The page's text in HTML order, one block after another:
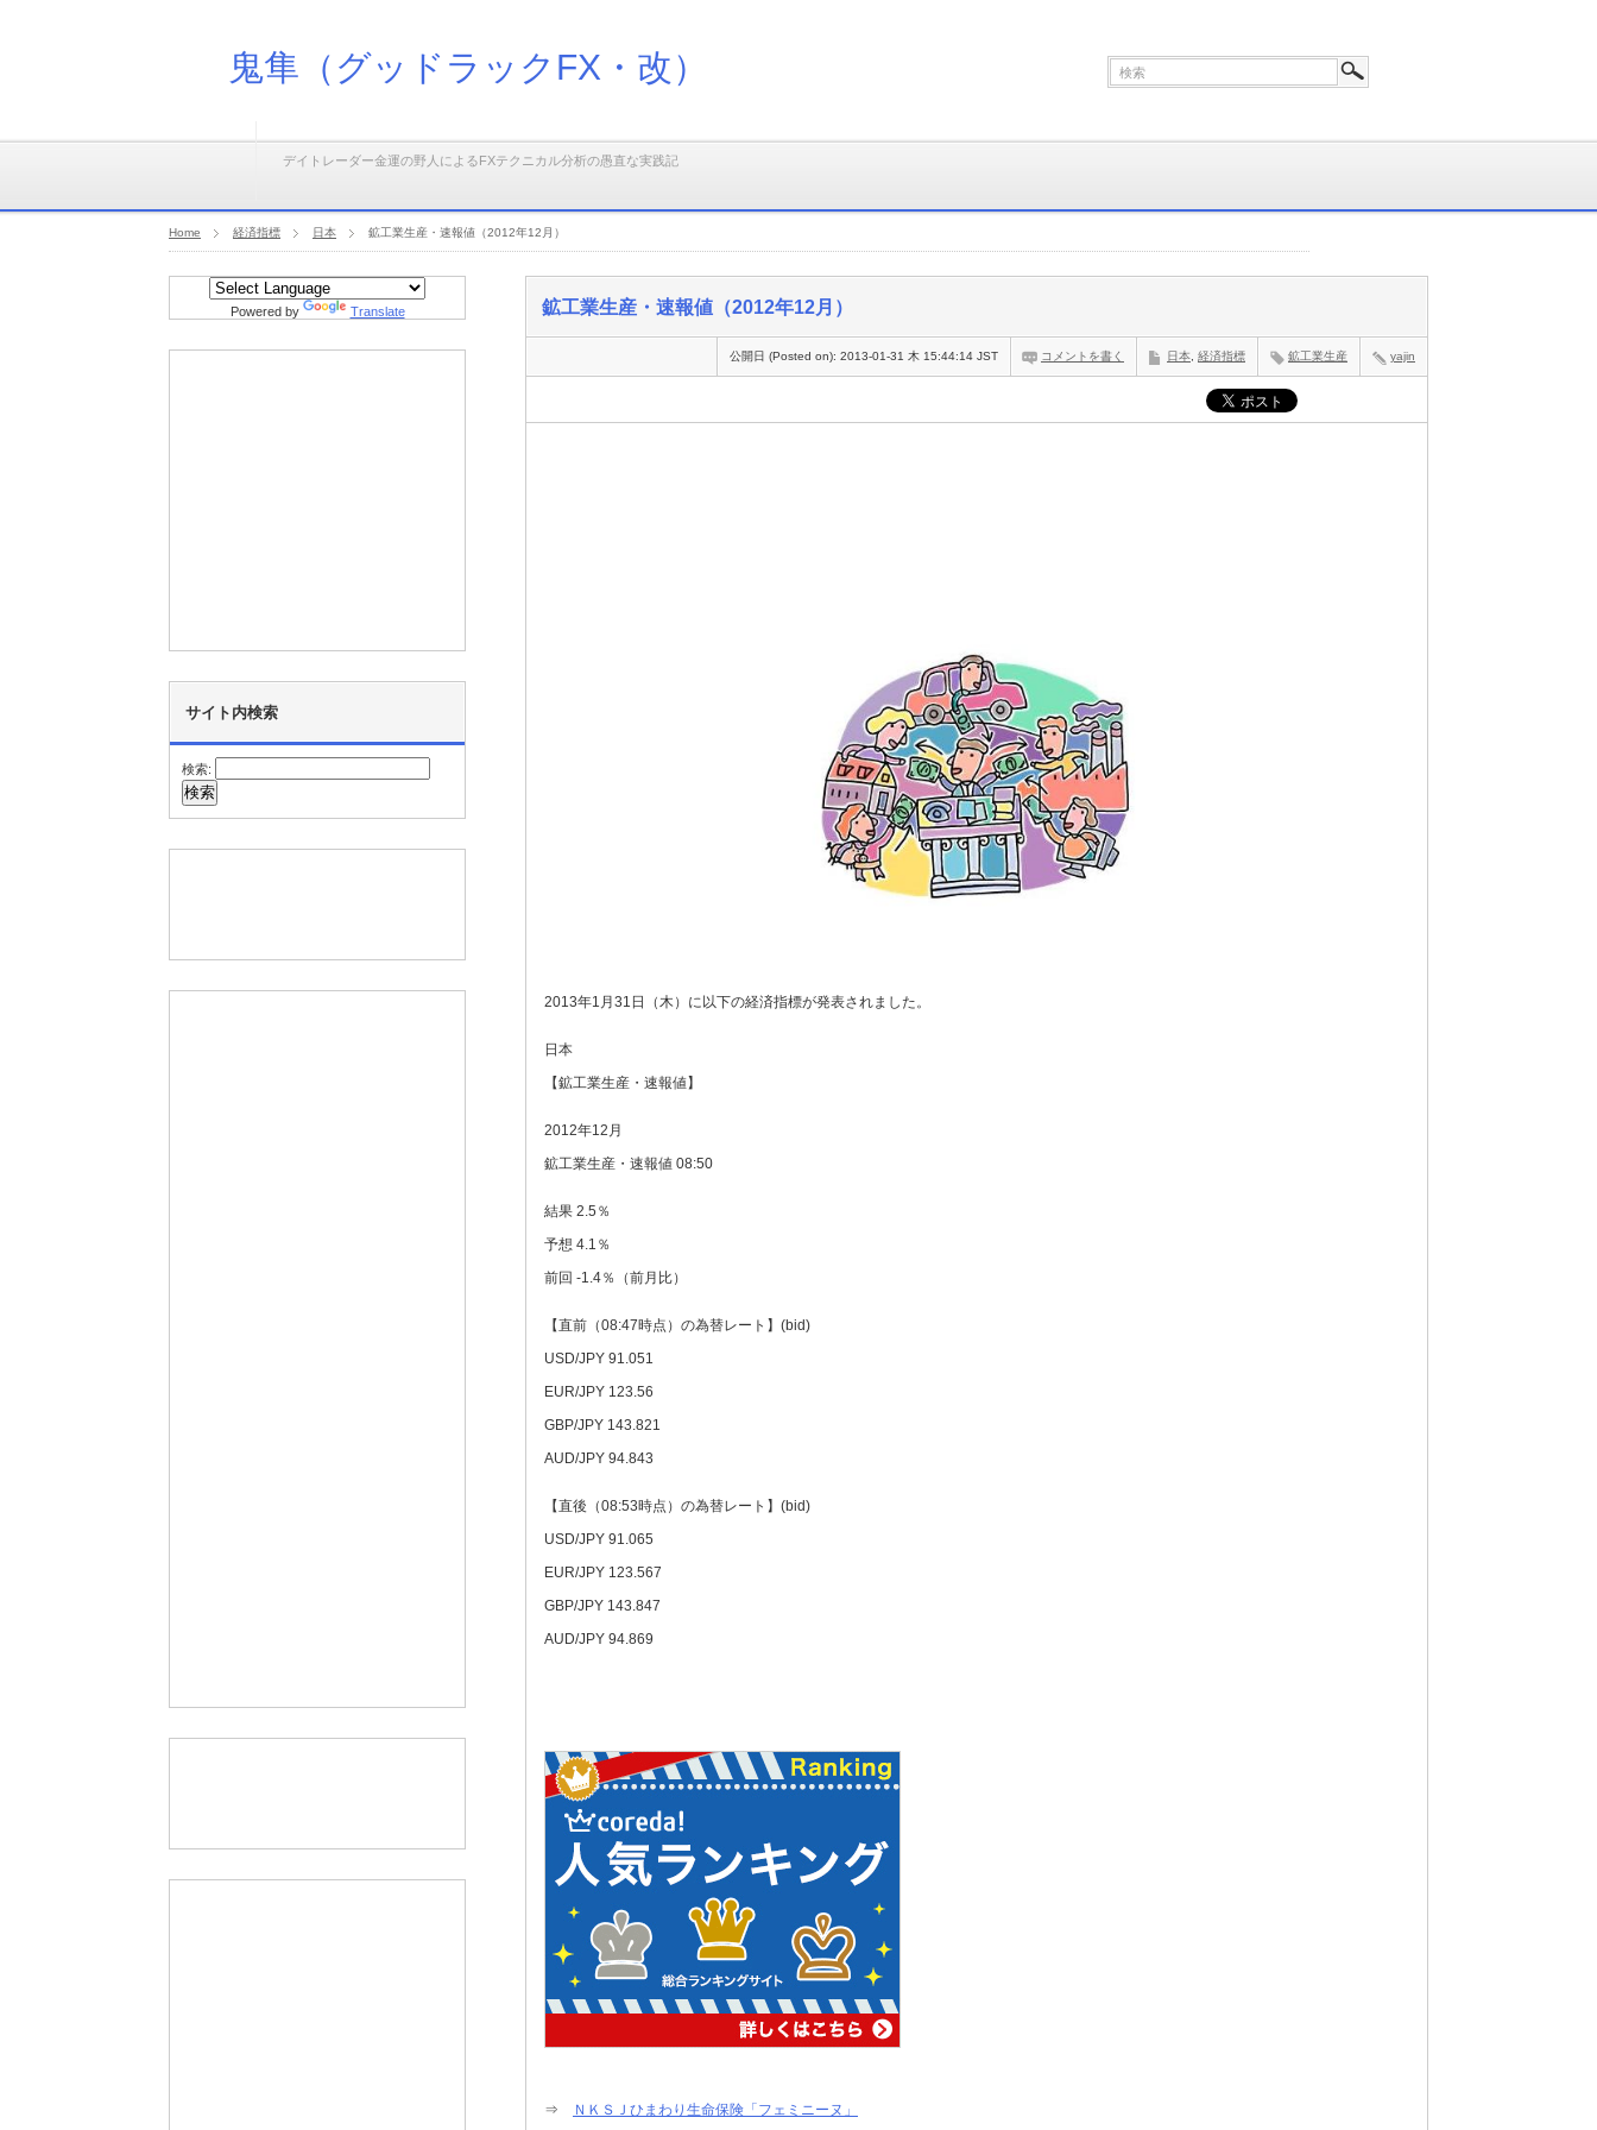
鬼隼（グッドラックFX・改）
デイトレーダー金運の野人によるFXテクニカル分析の愚直な実践記
Home 経済指標 日本 鉱工業生産・速報値（2012年12月）
鉱工業生産・速報値（2012年12月）
yajin
鉱工業生産
日本 経済指標
コメントを書く
公開日 (Posted on): 2013-01-31 木 15:44:14 JST
2013年1月31日（木）に以下の経済指標が発表されました。
日本
【鉱工業生産・速報値】
2012年12月
鉱工業生産・速報値 08:50
結果 2.5％
予想 4.1％
前回 -1.4％（前月比）
【直前（08:47時点）の為替レート】(bid)
USD/JPY 91.051
EUR/JPY 123.56
GBP/JPY 143.821
AUD/JPY 94.843
【直後（08:53時点）の為替レート】(bid)
USD/JPY 91.065
EUR/JPY 123.567
GBP/JPY 143.847
AUD/JPY 94.869
⇒ ＮＫＳＪひまわり生命保険「フェミニーヌ」
Powered by Translate
サイト内検索
検索: